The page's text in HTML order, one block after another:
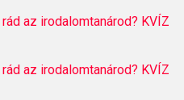
az irodalomtanárod? KVÍZ
az irodalomtanárod? KVÍZ